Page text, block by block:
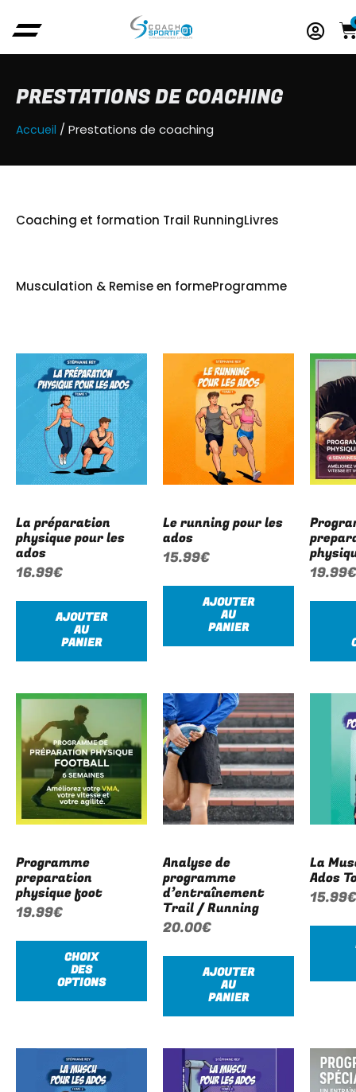
PRESTATIONS DE COACHING
Accueil / Prestations de coaching
Coaching et formation Trail RunningLivres
Musculation & Remise en formeProgramme
La préparation
physique pour les
ados
16.99€
AJOUTER
AU
PANIER
Le running pour les
ados
15.99€
AJOUTER
AU
PANIER
19.99€
Programme
preparation
physique foot
19.99€
CHOIX
DES
OPTIONS
Analyse de
programme
d’entraînement
Trail / Running
20.00€
AJOUTER
AU
PANIER
La
Ados
15.99€